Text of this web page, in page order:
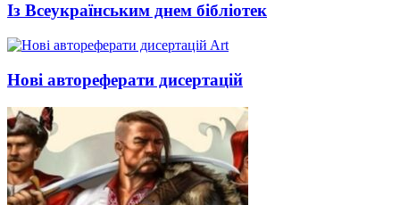
Із Всеукраїнським днем бібліотек
Art
Нові автореферати дисертацій